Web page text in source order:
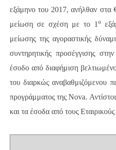
εξάμηνο του 2017, ανήλθαν στα
μείωση σε σχέση με το 1 ο
μείωσης της αγοραστικής
συντηρητικής προσέγγισης
έσοδο από διαφήμιση
του διαρκώς αναβαθμιζόμενου
προγράμματος της Nova.
και τα έσοδα από τους